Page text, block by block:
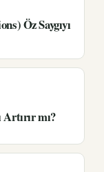
Öz Saygıyı
mı?